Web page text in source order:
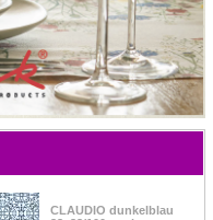
CLAUDIO dunkelblau